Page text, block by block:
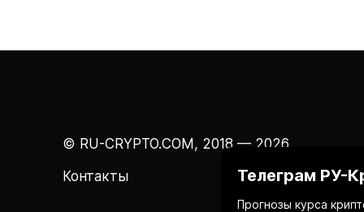
© RU-CRYPTO.COM, 2018 — 2026
Контакты
Телеграм РУ-
Прогнозы курса